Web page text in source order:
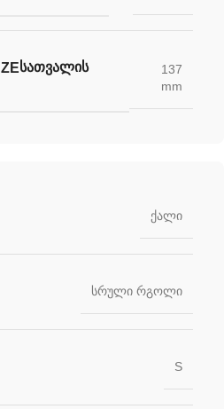
ᲡᲐᲗᲕᲐᲚᲘᲡ
137
mm
ქალი
სრული რგოლი
S